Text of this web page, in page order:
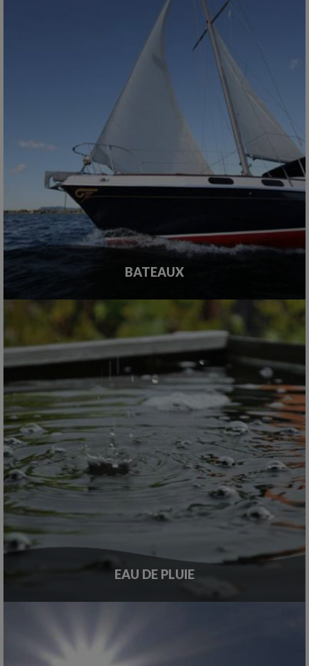
BATEAUX
EAU DE PLUIE